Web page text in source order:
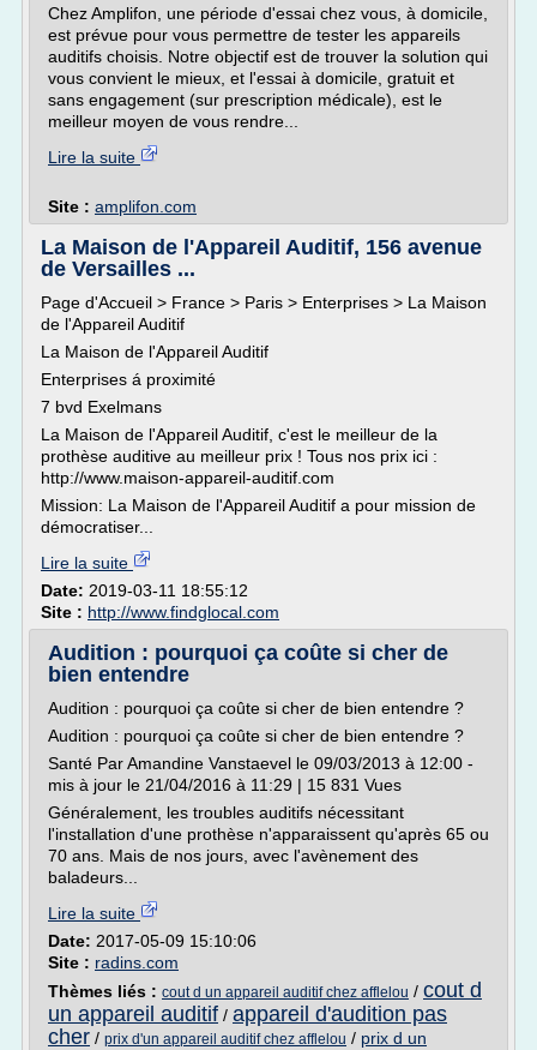
Chez Amplifon, une période d'essai chez vous, à domicile,
est prévue pour vous permettre de tester les appareils
auditifs choisis. Notre objectif est de trouver la solution qui
vous convient le mieux, et l'essai à domicile, gratuit et
sans engagement (sur prescription médicale), est le
meilleur moyen de vous rendre...
Lire la suite
Site : amplifon.com
La Maison de l'Appareil Auditif, 156 avenue
de Versailles ...
Page d'Accueil > France > Paris > Enterprises > La Maison
de l'Appareil Auditif
La Maison de l'Appareil Auditif
Enterprises á proximité
7 bvd Exelmans
La Maison de l'Appareil Auditif, c'est le meilleur de la
prothèse auditive au meilleur prix ! Tous nos prix ici :
http://www.maison-appareil-auditif.com
Mission: La Maison de l'Appareil Auditif a pour mission de
démocratiser...
Lire la suite
Date: 2019-03-11 18:55:12
Site : http://www.findglocal.com
Audition : pourquoi ça coûte si cher de
bien entendre
Audition : pourquoi ça coûte si cher de bien entendre ?
Audition : pourquoi ça coûte si cher de bien entendre ?
Santé Par Amandine Vanstaevel le 09/03/2013 à 12:00 -
mis à jour le 21/04/2016 à 11:29 | 15 831 Vues
Généralement, les troubles auditifs nécessitant
l'installation d'une prothèse n'apparaissent qu'après 65 ou
70 ans. Mais de nos jours, avec l'avènement des
baladeurs...
Lire la suite
Date: 2017-05-09 15:10:06
Site : radins.com
Thèmes liés : cout d un appareil auditif chez afflelou / cout d
un appareil auditif / appareil d'audition pas
cher / prix d'un appareil auditif chez afflelou / prix d un